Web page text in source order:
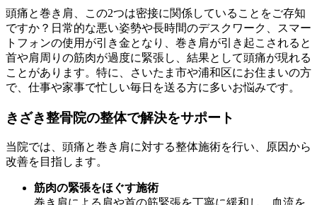
頭痛と巻き肩、この2つは密接に関係していることをご存知
ですか？日常的な悪い姿勢や長時間のデスクワーク、スマー
トフォンの使用が引き金となり、巻き肩が引き起こされると
首や肩周りの筋肉が過度に緊張し、結果として頭痛が現れる
ことがあります。特に、さいたま市や浦和区にお住まいの方
で、仕事や家事で忙しい毎日を送る方に多いお悩みです。
きざき整骨院の整体で解決をサポート
当院では、頭痛と巻き肩に対する整体施術を行い、原因から
改善を目指します。
筋肉の緊張をほぐす施術